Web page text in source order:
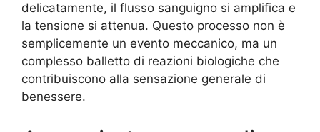
delicatamente, il flusso sanguigno si amplifica e
la tensione si attenua. Questo processo non è
semplicemente un evento meccanico, ma un
complesso balletto di reazioni biologiche che
contribuiscono alla sensazione generale di
benessere.